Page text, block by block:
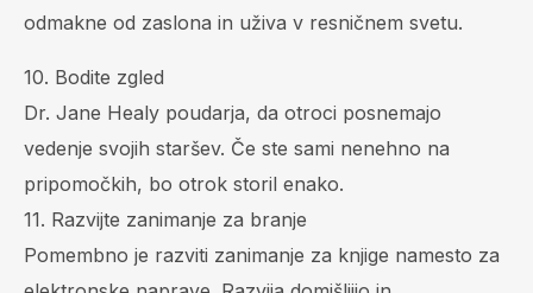
odmakne od zaslona in uživa v resničnem svetu.
10. Bodite zgled
Dr. Jane Healy poudarja, da otroci posnemajo
vedenje svojih staršev. Če ste sami nenehno na
pripomočkih, bo otrok storil enako.
11. Razvijte zanimanje za branje
Pomembno je razviti zanimanje za knjige namesto za